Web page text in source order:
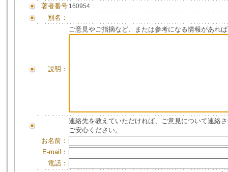
著者番号 160954
別名：
説明：
ご意見やご指摘など、または参考になる情報があれ
連絡先を教えていただければ、ご意見について連絡
ご安心ください。
お名前：
E-mail：
電話：